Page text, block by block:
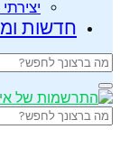
חדשות
Search
for:
Primary
Menu
Search
for: